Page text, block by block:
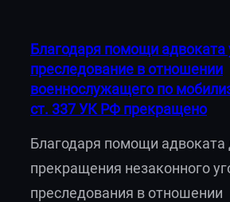
Благодаря помощи адвоката
преследование в отношении
военнослужащего по
ст. 337 УК РФ прекращено
Благодаря помощи адвоката
прекращения незаконного
преследования в отношении